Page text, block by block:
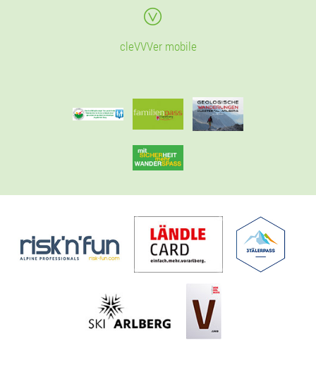
cleVVVer mobile